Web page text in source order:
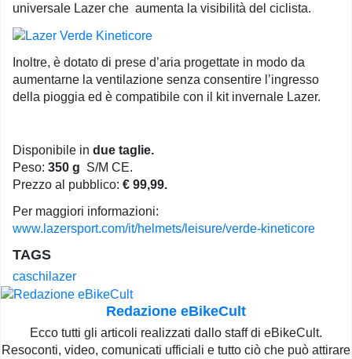
universale Lazer che aumenta la visibilità del ciclista.
Inoltre, è dotato di prese d’aria progettate in modo da
aumentarne la ventilazione senza consentire l’ingresso
della pioggia ed è compatibile con il kit invernale Lazer.
Disponibile in due taglie.
Peso: 350 g S/M CE.
Prezzo al pubblico: € 99,99.
Per maggiori informazioni:
www.lazersport.com/it/helmets/leisure/verde-kineticore
TAGS
caschi lazer
Redazione eBikeCult
Ecco tutti gli articoli realizzati dallo staff di eBikeCult.
Resoconti, video, comunicati ufficiali e tutto ciò che può attirare